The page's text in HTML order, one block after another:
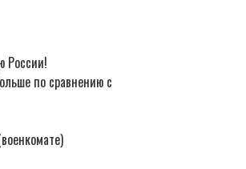
России!
по сравнению с